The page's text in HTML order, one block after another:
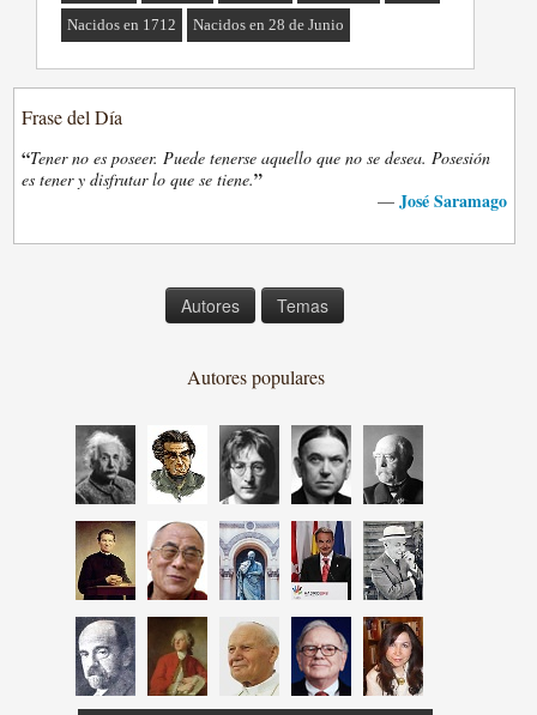
Nacidos en 1712 Nacidos en 28 de Junio
Frase del Día
“Tener no es poseer. Puede tenerse aquello que no se desea. Posesión
es tener y disfrutar lo que se tiene.”
— José Saramago
Autores Temas
Autores populares